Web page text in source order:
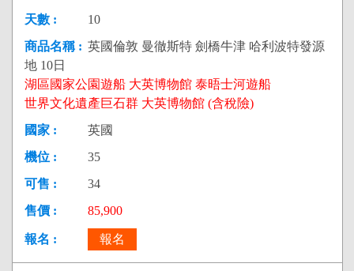
10
英國倫敦 曼徹斯特 劍橋牛津 哈利波特發源
地 10日
湖區國家公園遊船 大英博物館 泰晤士河遊船
世界文化遺產巨石群 大英博物館 (含稅險)
英國
35
34
85,900
報名